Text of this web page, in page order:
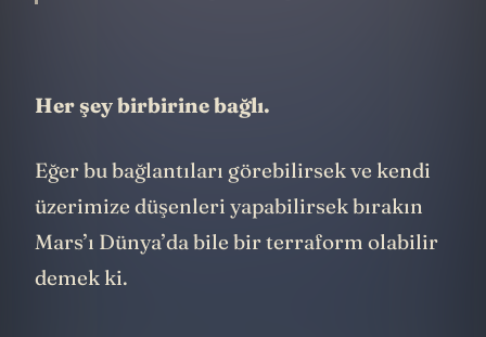
Eğer bu bağlantıları görebilirsek ve kendi
üzerimize düşenleri yapabilirsek bırakın
Mars’ı Dünya’da bile bir terraform olabilir